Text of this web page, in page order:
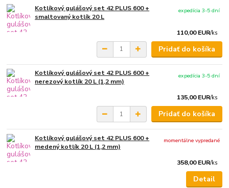
Kotlíkový gulášový set 42 PLUS 600 +
smaltovaný kotlík 20 L
110,00 EUR/ks
expedícia 3-5 dní
Pridať do košíka
Kotlíkový gulášový set 42 PLUS 600 +
nerezový kotlík 20 L (1,2 mm)
135,00 EUR/ks
expedícia 3-5 dní
Pridať do košíka
Kotlíkový gulášový set 42 PLUS 600 +
medený kotlík 20 L (1,2 mm)
358,00 EUR/ks
momentálne vypredané
Detail